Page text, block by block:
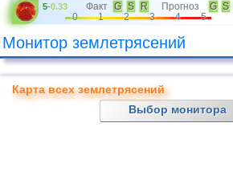
5-0.33 Факт G S R Прогноз G S
0
1 2 3 4 5
Монитор землетрясений
Карта всех землетрясений
Выбор монитора